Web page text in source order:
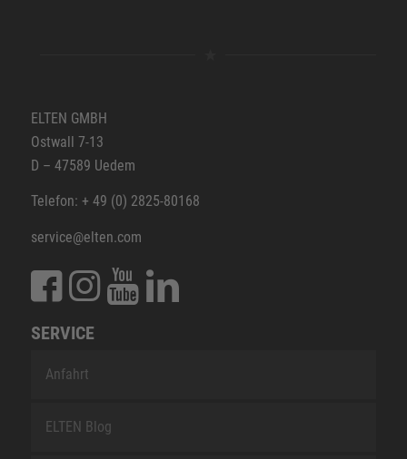
ELTEN GMBH
Ostwall 7-13
D – 47589 Uedem
Telefon: + 49 (0) 2825-80168
service@elten.com
SERVICE
Anfahrt
ELTEN Blog